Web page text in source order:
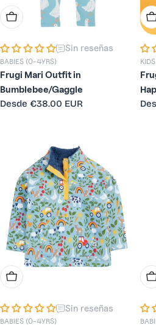
Elige Opciones
Sin reseñas
BABIES (0-4YRS)
Frugi Mari Outfit in
Bumblebee/Gaggle
Precio
Desde €38.00 EUR
KIDS
Elige Opciones
Sin reseñas
BABIES (0-4YRS)